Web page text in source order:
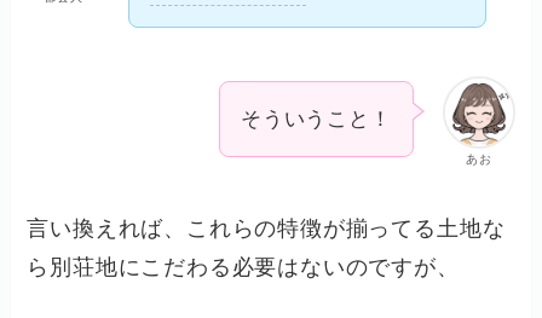
あお
そういうこと！
言い換えれば、これらの特徴が揃ってる土地な
ら別荘地にこだわる必要はないのですが、